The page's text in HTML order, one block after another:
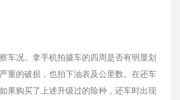
车况。拿手机拍摄车的四周是否有明显划
重的破损，也拍下油表及公里数。在还车
果购买了上述升级过的险种，还车时出现